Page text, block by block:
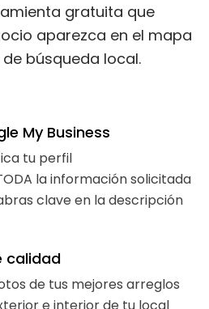
gratuita que
aparezca en el mapa
búsqueda local.
My Business
tu perfil
la información solicitada
clave en la descripción
calidad
de tus mejores arreglos
e interior de tu local